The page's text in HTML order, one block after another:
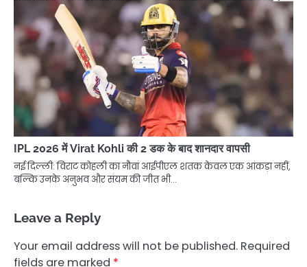
IPL 2026 में Virat Kohli की 2 डक के बाद शानदार वापसी
नई दिल्ली: विराट कोहली का नौवां आईपीएल शतक केवल एक आंकड़ा नहीं,
बल्कि उनके अनुभव और संयम की जीत भी…
Leave a Reply
Your email address will not be published. Required
fields are marked *